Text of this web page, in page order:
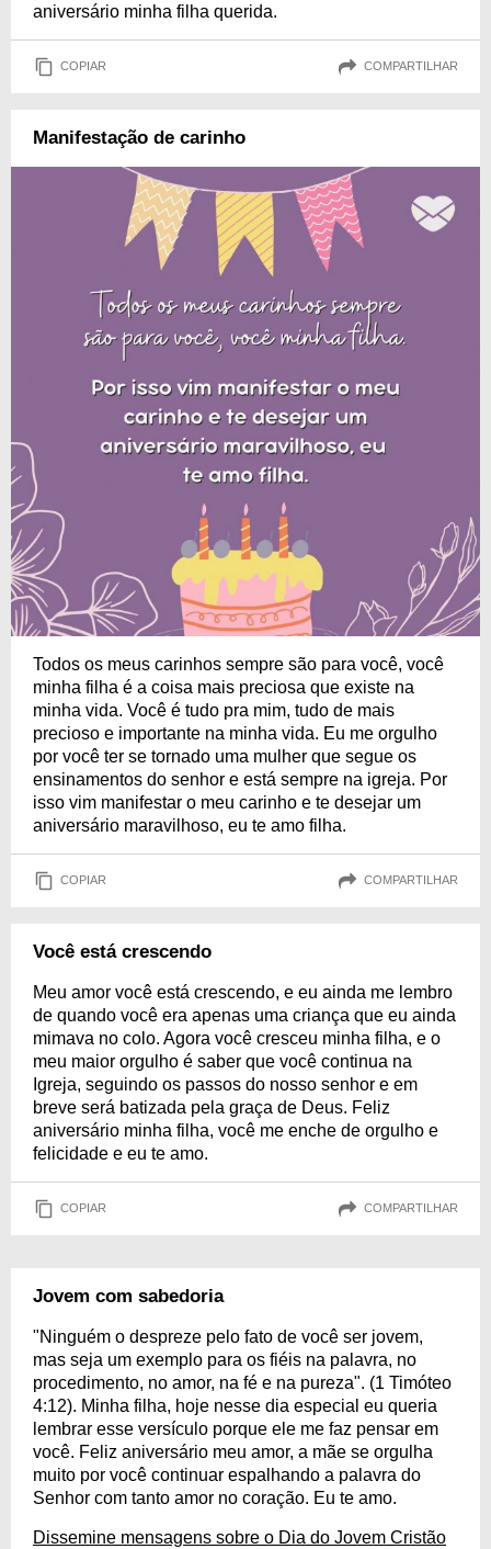
aniversário minha filha querida.
COPIAR COMPARTILHAR
Manifestação de carinho
Todos os meus carinhos sempre são para você, você
minha filha é a coisa mais preciosa que existe na
minha vida. Você é tudo pra mim, tudo de mais
precioso e importante na minha vida. Eu me orgulho
por você ter se tornado uma mulher que segue os
ensinamentos do senhor e está sempre na igreja. Por
isso vim manifestar o meu carinho e te desejar um
aniversário maravilhoso, eu te amo filha.
COPIAR COMPARTILHAR
Você está crescendo
Meu amor você está crescendo, e eu ainda me lembro
de quando você era apenas uma criança que eu ainda
mimava no colo. Agora você cresceu minha filha, e o
meu maior orgulho é saber que você continua na
Igreja, seguindo os passos do nosso senhor e em
breve será batizada pela graça de Deus. Feliz
aniversário minha filha, você me enche de orgulho e
felicidade e eu te amo.
COPIAR COMPARTILHAR
Jovem com sabedoria
"Ninguém o despreze pelo fato de você ser jovem,
mas seja um exemplo para os fiéis na palavra, no
procedimento, no amor, na fé e na pureza". (1 Timóteo
4:12). Minha filha, hoje nesse dia especial eu queria
lembrar esse versículo porque ele me faz pensar em
você. Feliz aniversário meu amor, a mãe se orgulha
muito por você continuar espalhando a palavra do
Senhor com tanto amor no coração. Eu te amo.
Dissemine mensagens sobre o Dia do Jovem Cristão